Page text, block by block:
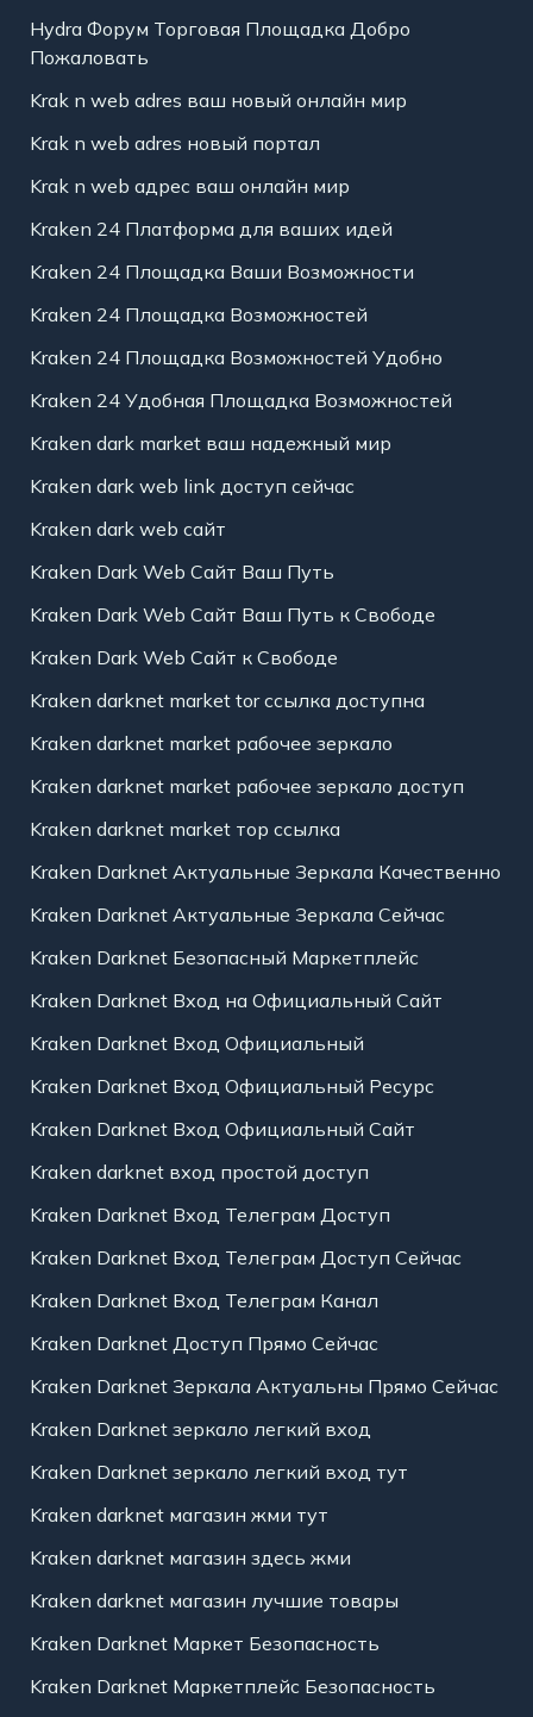
Hydra Форум Торговая Площадка Добро
Пожаловать
Krak n web adres ваш новый онлайн мир
Krak n web adres новый портал
Krak n web адрес ваш онлайн мир
Kraken 24 Платформа для ваших идей
Kraken 24 Площадка Ваши Возможности
Kraken 24 Площадка Возможностей
Kraken 24 Площадка Возможностей Удобно
Kraken 24 Удобная Площадка Возможностей
Kraken dark market ваш надежный мир
Kraken dark web link доступ сейчас
Kraken dark web сайт
Kraken Dark Web Сайт Ваш Путь
Kraken Dark Web Сайт Ваш Путь к Свободе
Kraken Dark Web Сайт к Свободе
Kraken darknet market tor ссылка доступна
Kraken darknet market рабочее зеркало
Kraken darknet market рабочее зеркало доступ
Kraken darknet market тор ссылка
Kraken Darknet Актуальные Зеркала Качественно
Kraken Darknet Актуальные Зеркала Сейчас
Kraken Darknet Безопасный Маркетплейс
Kraken Darknet Вход на Официальный Сайт
Kraken Darknet Вход Официальный
Kraken Darknet Вход Официальный Ресурс
Kraken Darknet Вход Официальный Сайт
Kraken darknet вход простой доступ
Kraken Darknet Вход Телеграм Доступ
Kraken Darknet Вход Телеграм Доступ Сейчас
Kraken Darknet Вход Телеграм Канал
Kraken Darknet Доступ Прямо Сейчас
Kraken Darknet Зеркала Актуальны Прямо Сейчас
Kraken Darknet зеркало легкий вход
Kraken Darknet зеркало легкий вход тут
Kraken darknet магазин жми тут
Kraken darknet магазин здесь жми
Kraken darknet магазин лучшие товары
Kraken Darknet Маркет Безопасность
Kraken Darknet Маркетплейс Безопасность